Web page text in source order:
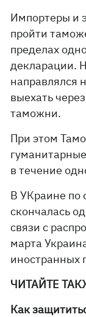
Импортеры и
пройти
пределах
декларации.
направлялся
выехать
таможни.
При этом
в течение
В УКраине по
скончалась
связи с
марта
иностранных
ЧИТАЙТЕ
Как